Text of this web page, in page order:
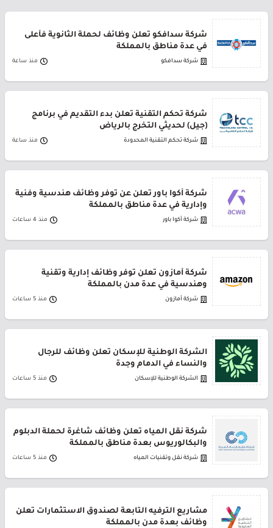
شركة سدافكو تعلن وظائف لحملة الثانوية فأعلى
في عدة مناطق بالمملكة
شركة سدافكو منذ ساعة
شركة تحكم التقنية تعلن بدء التقديم في برنامج
(جيل) لحديثي التخرج بالرياض
شركة تحكم التقنية المحدودة منذ ساعة
شركة أكوا باور تعلن عن توفر وظائف هندسية وفنية
وإدارية في عدة مناطق بالمملكة
شركة أكوا باور منذ 4 ساعات
شركة أمازون تعلن توفر وظائف إدارية وتقنية
وهندسية في عدة مدن بالمملكة
شركة أمازون منذ 5 ساعات
الشركة الوطنية للإسكان تعلن وظائف للرجال
والنساء في الدمام وجدة
الشركة الوطنية للإسكان منذ 5 ساعات
شركة نقل المياه تعلن وظائف شاغرة لحملة الدبلوم
والبكالوريوس بعدة مناطق بالمملكة
شركة نقل وتقنيات المياه منذ 5 ساعات
مشاريع الترفيه التابعة لصندوق الاستثمارات تعلن
وظائف بعدة مدن بالمملكة